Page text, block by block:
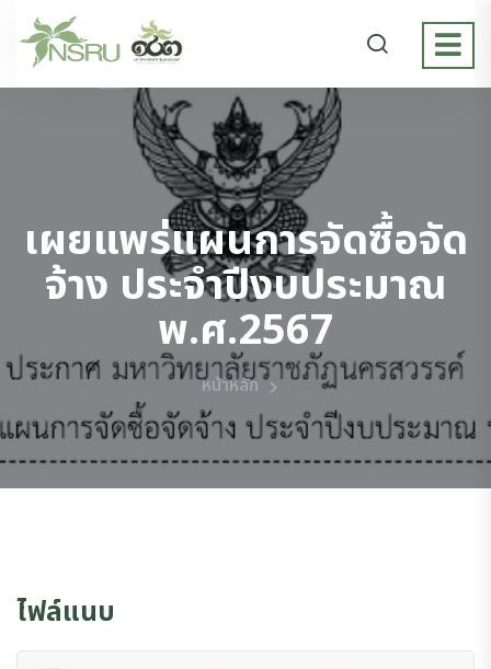
เผยแพร่แผนการจัดซื้อจัด
จ้าง ประจำปีงบประมาณ
พ.ศ.2567
หน้าหลัก
ไฟล์แนบ